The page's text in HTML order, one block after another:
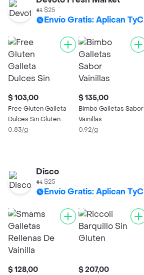
$25
Envío Gratis: Aplican TyC
$ 103,00
Free Gluten Galleta
Dulces Sin Gluten
Vainilla
0.83/g
$ 135,00
Bimbo Galletas Sabor
Vainillas
0.92/g
Disco
$25
Envío Gratis: Aplican TyC
$ 128,00 $ 207,00